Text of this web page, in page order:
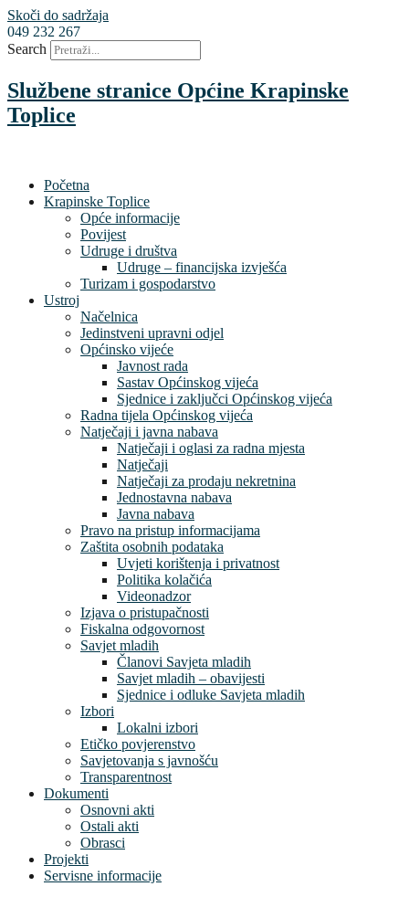
Skoči do sadržaja
049 232 267
Search
Službene stranice Općine Krapinske
Toplice
Početna
Krapinske Toplice
Opće informacije
Povijest
Udruge i društva
Udruge – financijska izvješća
Turizam i gospodarstvo
Ustroj
Načelnica
Jedinstveni upravni odjel
Općinsko vijeće
Javnost rada
Sastav Općinskog vijeća
Sjednice i zaključci Općinskog vijeća
Radna tijela Općinskog vijeća
Natječaji i javna nabava
Natječaji i oglasi za radna mjesta
Natječaji
Natječaji za prodaju nekretnina
Jednostavna nabava
Javna nabava
Pravo na pristup informacijama
Zaštita osobnih podataka
Uvjeti korištenja i privatnost
Politika kolačića
Videonadzor
Izjava o pristupačnosti
Fiskalna odgovornost
Savjet mladih
Članovi Savjeta mladih
Savjet mladih – obavijesti
Sjednice i odluke Savjeta mladih
Izbori
Lokalni izbori
Etičko povjerenstvo
Savjetovanja s javnošću
Transparentnost
Dokumenti
Osnovni akti
Ostali akti
Obrasci
Projekti
Servisne informacije